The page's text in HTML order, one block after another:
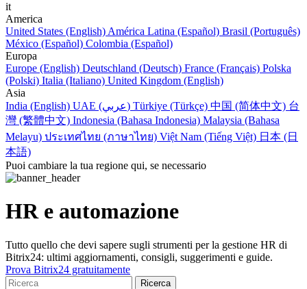
it
America
United States (English) América Latina (Español) Brasil (Português)
México (Español) Colombia (Español)
Europa
Europe (English) Deutschland (Deutsch) France (Français) Polska
(Polski) Italia (Italiano) United Kingdom (English)
Asia
India (English)
UAE (عربي) Türkiye (Türkçe) 中国 (简体中文) 台
灣 (繁體中文) Indonesia (Bahasa Indonesia) Malaysia (Bahasa
Melayu) ประเทศไทย (ภาษาไทย) Việt Nam (Tiếng Việt) 日本 (日
本語)
Puoi cambiare la tua regione qui, se necessario
HR e automazione
Tutto quello che devi sapere sugli strumenti per la gestione HR di
Bitrix24: ultimi aggiornamenti, consigli, suggerimenti e guide.
Prova Bitrix24 gratuitamente